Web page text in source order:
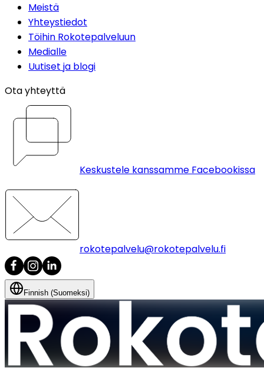
Meistä
Yhteystiedot
Töihin Rokotepalveluun
Medialle
Uutiset ja blogi
Ota yhteyttä
Keskustele kanssamme Facebookissa
rokotepalvelu@rokotepalvelu.fi
Finnish (Suomeksi)